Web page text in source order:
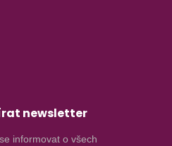
newsletter
informovat o všech